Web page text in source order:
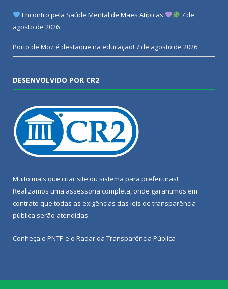
Encontro pela Saúde Mental de Mães Atípicas
7 de
agosto de 2026
Porto de Moz é destaque na educação! 7 de agosto de 2026
DESENVOLVIDO POR CR2
Muito mais que criar site ou sistema para prefeituras!
Realizamos uma assessoria completa, onde garantimos em
contrato que todas as exigências das leis de transparência
pública serão atendidas.
Conheça o PNTP e o Radar da Transparência Pública